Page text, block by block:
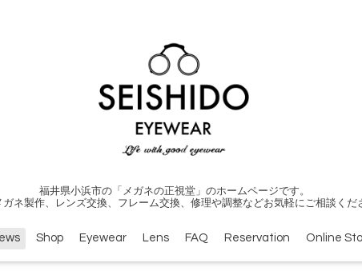
福井県小浜市の「メガネの正視堂」のホームページです。
ガネ製作、レンズ交換、フレーム交換、修理や調整などお気軽にご相談くだ
Shop Eyewear Lens FAQ Reservation Online